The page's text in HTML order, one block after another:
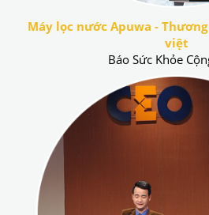
Máy lọc nước Apuwa -
việt
Báo Sức Khỏe